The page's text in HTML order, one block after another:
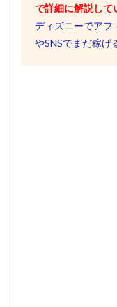
で詳細に解説して
ディズニーでアフ
やSNSでまだ稼げ